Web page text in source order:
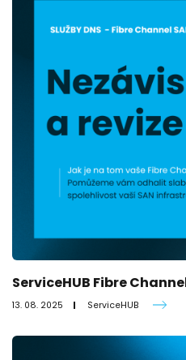
ServiceHUB Fibre
13. 08. 2025 ServiceHUB